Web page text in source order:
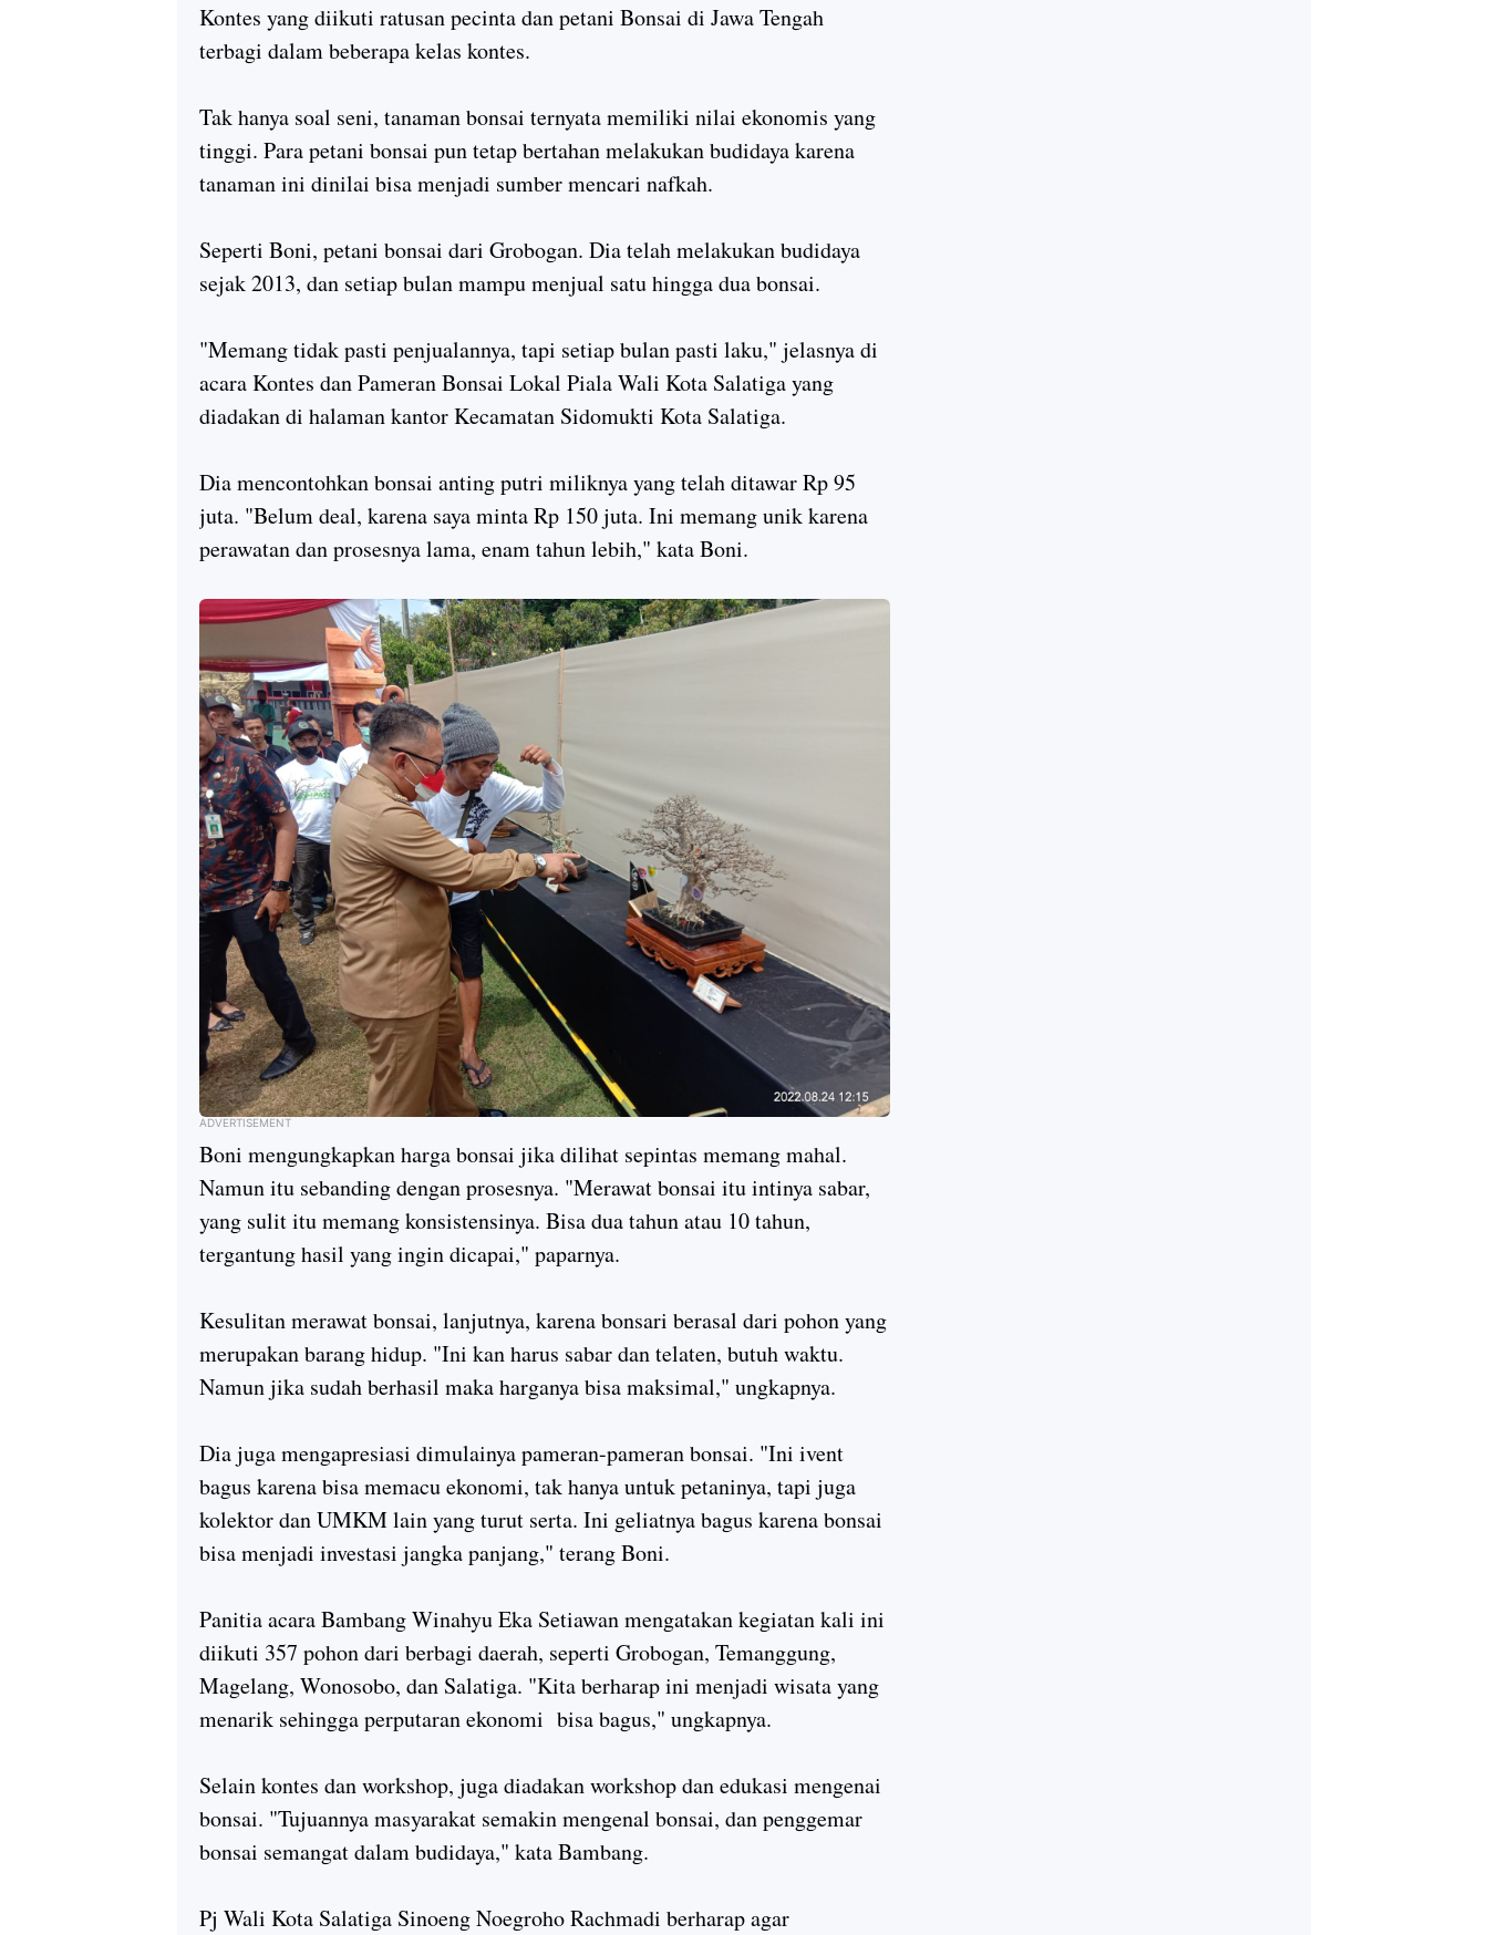
Kontes yang diikuti ratusan pecinta dan petani Bonsai di Jawa Tengah
terbagi dalam beberapa kelas kontes.
Tak hanya soal seni, tanaman bonsai ternyata memiliki nilai ekonomis yang
tinggi. Para petani bonsai pun tetap bertahan melakukan budidaya karena
tanaman ini dinilai bisa menjadi sumber mencari nafkah.
Seperti Boni, petani bonsai dari Grobogan. Dia telah melakukan budidaya
sejak 2013, dan setiap bulan mampu menjual satu hingga dua bonsai.
"Memang tidak pasti penjualannya, tapi setiap bulan pasti laku," jelasnya di
acara Kontes dan Pameran Bonsai Lokal Piala Wali Kota Salatiga yang
diadakan di halaman kantor Kecamatan Sidomukti Kota Salatiga.
Dia mencontohkan bonsai anting putri miliknya yang telah ditawar Rp 95
juta. "Belum deal, karena saya minta Rp 150 juta. Ini memang unik karena
perawatan dan prosesnya lama, enam tahun lebih," kata Boni.
ADVERTISEMENT
Boni mengungkapkan harga bonsai jika dilihat sepintas memang mahal.
Namun itu sebanding dengan prosesnya. "Merawat bonsai itu intinya sabar,
yang sulit itu memang konsistensinya. Bisa dua tahun atau 10 tahun,
tergantung hasil yang ingin dicapai," paparnya.
Kesulitan merawat bonsai, lanjutnya, karena bonsari berasal dari pohon yang
merupakan barang hidup. "Ini kan harus sabar dan telaten, butuh waktu.
Namun jika sudah berhasil maka harganya bisa maksimal," ungkapnya.
Dia juga mengapresiasi dimulainya pameran-pameran bonsai. "Ini ivent
bagus karena bisa memacu ekonomi, tak hanya untuk petaninya, tapi juga
kolektor dan UMKM lain yang turut serta. Ini geliatnya bagus karena bonsai
bisa menjadi investasi jangka panjang," terang Boni.
Panitia acara Bambang Winahyu Eka Setiawan mengatakan kegiatan kali ini
diikuti 357 pohon dari berbagi daerah, seperti Grobogan, Temanggung,
Magelang, Wonosobo, dan Salatiga. "Kita berharap ini menjadi wisata yang
menarik sehingga perputaran ekonomi bisa bagus," ungkapnya.
Selain kontes dan workshop, juga diadakan workshop dan edukasi mengenai
bonsai. "Tujuannya masyarakat semakin mengenal bonsai, dan penggemar
bonsai semangat dalam budidaya," kata Bambang.
Pj Wali Kota Salatiga Sinoeng Noegroho Rachmadi berharap agar